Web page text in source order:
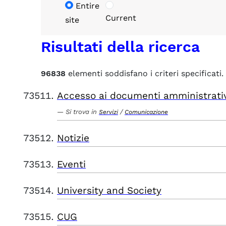
Entire
site
Current
Risultati della ricerca
96838 elementi soddisfano i criteri specificati.
Accesso ai documenti
Si trova in Servizi / Comunicazione
Notizie
Eventi
University and Society
CUG